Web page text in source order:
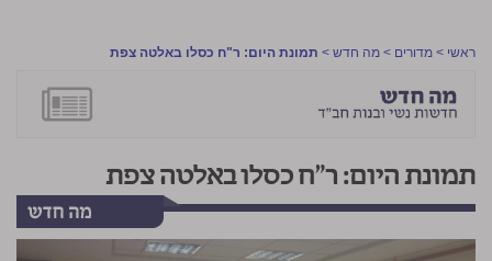
ראשי > מדורים > מה חדש > תמונת היום: ר"ח כסלו באלטה צפת
תמונת היום: ר"ח כסלו באלטה צפת